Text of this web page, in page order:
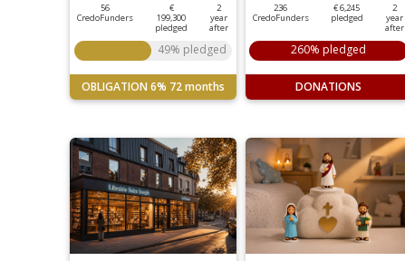
56
CredoFunders
€
199,300
pledged
2
year
after
49% pledged
OBLIGATION 6% 72 months
236
CredoFunders
€ 6,245
pledged
2
year
after
260% pledged
DONATIONS